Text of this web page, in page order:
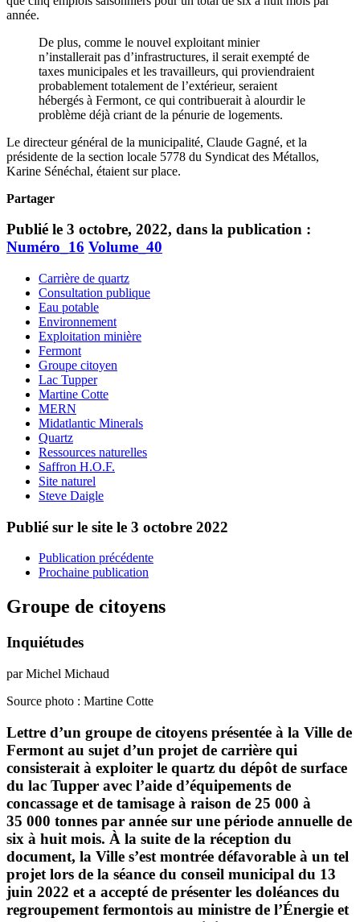
année.
De plus, comme le nouvel exploitant minier
n’installerait pas d’infrastructures, il serait exempté de
taxes municipales et les travailleurs, qui proviendraient
probablement totalement de l’extérieur, seraient
hébergés à Fermont, ce qui contribuerait à alourdir le
problème déjà criant de la pénurie de logements.
Le directeur général de la municipalité, Claude Gagné, et la
présidente de la section locale 5778 du Syndicat des Métallos,
Karine Sénéchal, étaient sur place.
Partager
Publié le 3 octobre, 2022, dans la publication :
Numéro_16 Volume_40
Carrière de quartz
Consultation publique
Eau potable
Environnement
Exploitation minière
Fermont
Groupe citoyen
Lac Tupper
Martine Cotte
MERN
Midatlantic Minerals
Quartz
Ressources naturelles
Saffron H.O.F.
Site naturel
Steve Daigle
Publié sur le site le 3 octobre 2022
Publication précédente
Prochaine publication
Groupe de citoyens
Inquiétudes
par Michel Michaud
Source photo : Martine Cotte
Lettre d’un groupe de citoyens présentée à la Ville de
Fermont au sujet d’un projet de carrière qui
consisterait à exploiter le quartz du dépôt de surface
du lac Tupper avec l’aide d’équipements de
concassage et de tamisage à raison de 25 000 à
35 000 tonnes par année sur une période annuelle de
six à huit mois. À la suite de la réception du
document, la Ville s’est montrée défavorable à un tel
projet lors de la séance du conseil municipal du 13
juin 2022 et a accepté de présenter les doléances du
regroupement fermontois au ministre de l’Énergie et